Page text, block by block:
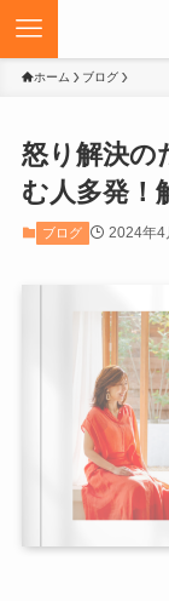
ホーム ブログ
怒り解決の
む人多発！
ブログ 2024年4